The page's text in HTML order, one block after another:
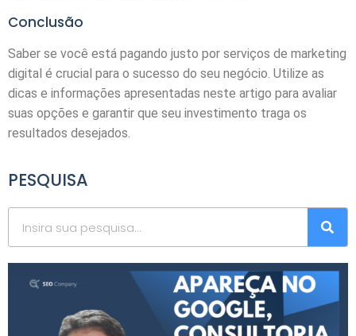
Conclusão
Saber se você está pagando justo por serviços de marketing
digital é crucial para o sucesso do seu negócio. Utilize as
dicas e informações apresentadas neste artigo para avaliar
suas opções e garantir que seu investimento traga os
resultados desejados.
PESQUISA